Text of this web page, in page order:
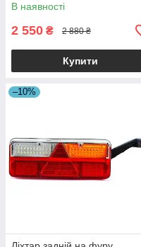
В наявності
2 550 ₴ 2 880 ₴
Купити
–10%